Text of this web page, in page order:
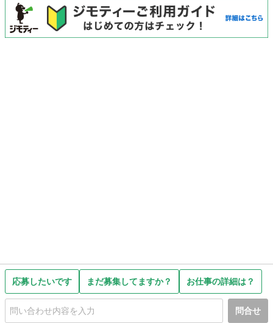
応募したいです まだ募集してますか？ お仕事の詳細は？
問合せ